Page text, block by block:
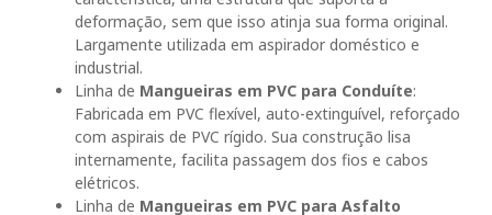
deformação, sem que isso atinja sua forma original.
Largamente utilizada em aspirador doméstico e
industrial.
Linha de Mangueiras em PVC para Conduíte:
Fabricada em PVC flexível, auto-extinguível, reforçado
com aspirais de PVC rígido. Sua construção lisa
internamente, facilita passagem dos fios e cabos
elétricos.
Linha de Mangueiras em PVC para Asfalto